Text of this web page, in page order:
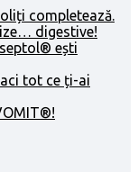
completează.
digestive!
ești
tot ce ți-ai